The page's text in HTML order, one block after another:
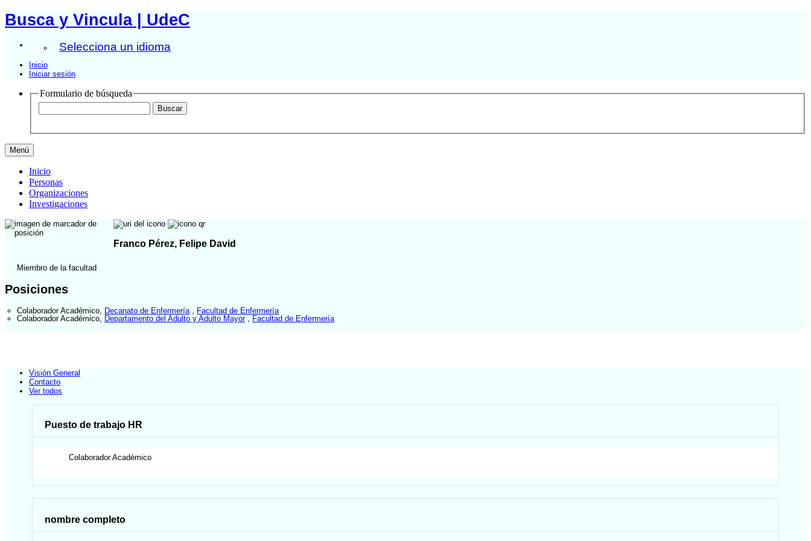
Busca y Vincula | UdeC
Selecciona un idioma
Inicio
Iniciar sesión
Formulario de búsqueda
Menú
Inicio
Personas
Organizaciones
Investigaciones
Franco Pérez, Felipe David
Miembro de la facultad
Posiciones
Colaborador Académico Decanato de Enfermería
Facultad de Enfermería
Colaborador Académico Departamento del Adulto y Adulto Mayor Facultad de Enfermería
Visión General
Contacto
Ver todos
Puesto de trabajo HR
Colaborador Académico
nombre completo